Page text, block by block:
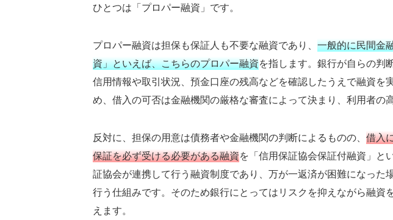
ひとつは「プロパー融資」です。
プロパー融資は担保も保証人も不要な融資であり、 一般的に民間金
資」といえば、こちらのプロパー融資を指します。銀行が自らの判
信用情報や取引状況、預金口座の残高などを確認したうえで融資を
め、借入の可否は金融機関の厳格な審査によって決まり、利用者の
反対に、担保の用意は債務者や金融機関の判断によるものの、 借入
保証を必ず受ける必要がある融資を「信用保証協会保証付融資」と
証協会が連携して行う融資制度であり、万が一返済が困難になった
行う仕組みです。そのため銀行にとってはリスクを抑えながら融資
えます。